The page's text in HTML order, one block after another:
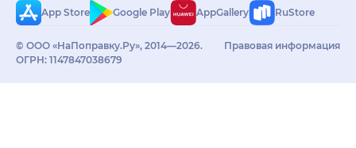
App Store
Google Play AppGallery RuStore
© ООО «НаПоправку.Ру», 2014—2026.
ОГРН: 1147847038679
Правовая информация